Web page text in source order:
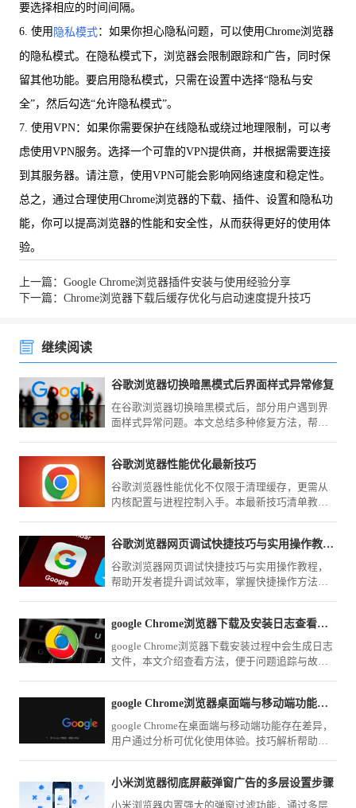
要选择相应的时间间隔。
6. 使用 隐私模式：如果你担心隐私问题，可以使用Chrome浏览器
的隐私模式。在隐私模式下，浏览器会限制跟踪和广告，同时保
留其他功能。要启用隐私模式，只需在设置中选择“隐私与安
全”，然后勾选“允许隐私模式”。
7. 使用VPN：如果你需要保护在线隐私或绕过地理限制，可以考
虑使用VPN服务。选择一个可靠的VPN提供商，并根据需要连接
到其服务器。请注意，使用VPN可能会影响网络速度和稳定性。
总之，通过合理使用Chrome浏览器的下载、插件、设置和隐私功
能，你可以提高浏览器的性能和安全性，从而获得更好的使用体
验。
上一篇：Google Chrome浏览器插件安装与使用经验分享
下一篇：Chrome浏览器下载后缓存优化与启动速度提升技巧
继续阅读
谷歌浏览器切换暗黑模式后界面样式异常修复
在谷歌浏览器切换暗黑模式后，部分用户遇到界
面样式异常问题。本文总结多种修复方法，帮助
谷歌浏览器性能优化最新技巧
谷歌浏览器性能优化不仅限于清理缓存，更需从
内核配置与进程控制入手。本最新技巧清单教您
谷歌浏览器网页调试快捷技巧与实用操作教程分享
谷歌浏览器网页调试快捷技巧与实用操作教程，
帮助开发者提升调试效率，掌握快捷操作方法，
google Chrome浏览器下载及安装日志查看方法
google Chrome浏览器下载安装过程中会生成日志
文件，本文介绍查看方法，便于问题追踪与故障
google Chrome浏览器桌面端与移动端功能差异分析
google Chrome在桌面端与移动端功能存在差异，
用户通过分析可优化使用体验。技巧解析帮助熟
小米浏览器彻底屏蔽弹窗广告的多层设置步骤
小米浏览器内置强大的弹窗过滤功能，通过多层